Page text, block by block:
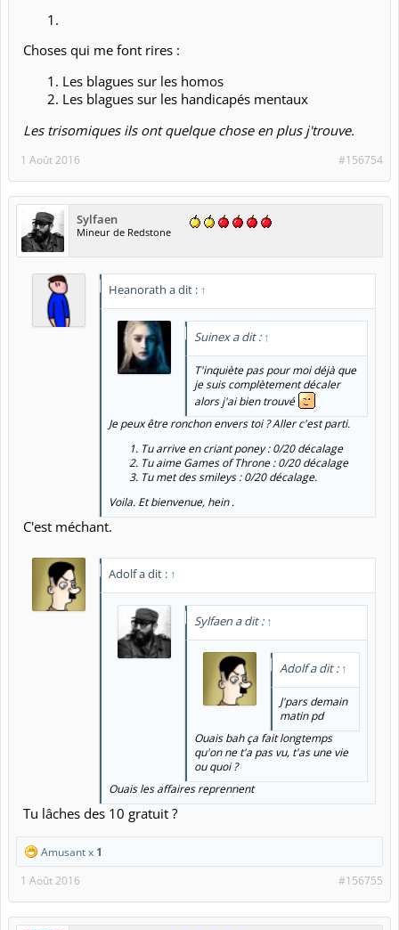
Choses qui me font rires :
Les blagues sur les homos
Les blagues sur les handicapés mentaux
Les trisomiques ils ont quelque chose en plus j'trouve.
#156754
1 Août 2016
Sylfaen
Mineur de Redstone
Heanorath a dit : ↑
Suinex a dit : ↑
T'inquiète pas pour moi déjà que
je suis complètement décaler
alors j'ai bien trouvé
Je peux être ronchon envers toi ? Aller c'est parti.
Tu arrive en criant poney : 0/20 décalage
Tu aime Games of Throne : 0/20 décalage
Tu met des smileys : 0/20 décalage.
Voila. Et bienvenue, hein .
C'est méchant.
Adolf a dit : ↑
Sylfaen a dit : ↑
Adolf a dit : ↑
J'pars demain
matin pd
Ouais bah ça fait longtemps
qu'on ne t'a pas vu, t'as une vie
ou quoi ?
Ouais les affaires reprennent
Tu lâches des 10 gratuit ?
Amusant x 1
#156755
1 Août 2016